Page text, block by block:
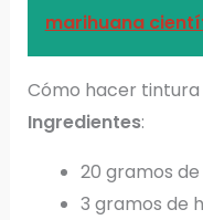
marihuana
Cómo hacer tintura
Ingredientes:
20 gramos
3 gramos de